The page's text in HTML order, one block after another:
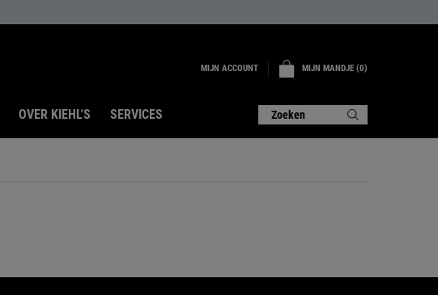
MIJN ACCOUNT MIJN MANDJE 0
0 PRODUCT
OVER KIEHL'S SERVICES Zoeken